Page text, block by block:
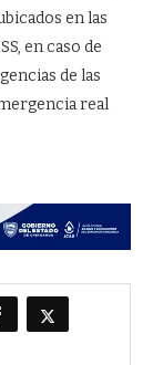
en las
en caso de
de las
real